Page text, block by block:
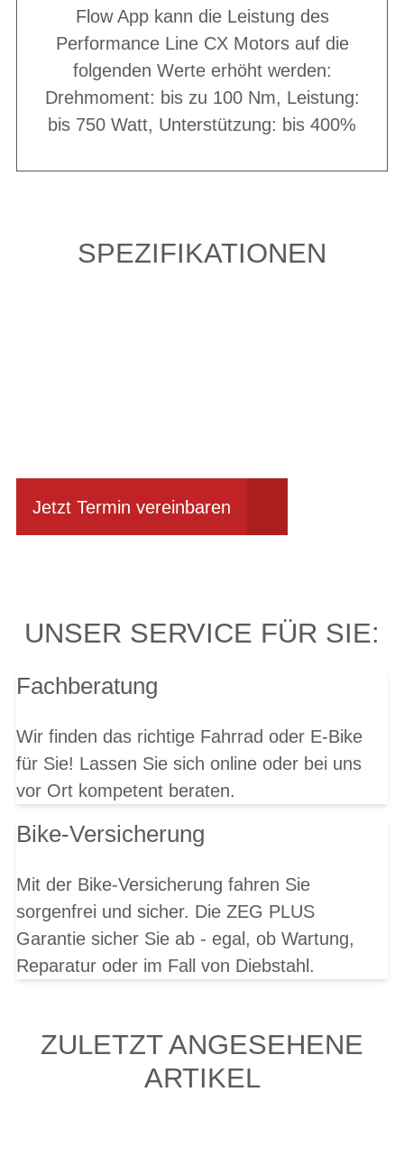
Flow App kann die Leistung des
Performance Line CX Motors auf die
folgenden Werte erhöht werden:
Drehmoment: bis zu 100 Nm, Leistung:
bis 750 Watt, Unterstützung: bis 400%
SPEZIFIKATIONEN
Jetzt Termin vereinbaren
UNSER SERVICE FÜR SIE:
Fachberatung
Wir finden das richtige Fahrrad oder E-Bike
für Sie! Lassen Sie sich online oder bei uns
vor Ort kompetent beraten.
Bike-Versicherung
Mit der Bike-Versicherung fahren Sie
sorgenfrei und sicher. Die ZEG PLUS
Garantie sicher Sie ab - egal, ob Wartung,
Reparatur oder im Fall von Diebstahl.
ZULETZT ANGESEHENE
ARTIKEL